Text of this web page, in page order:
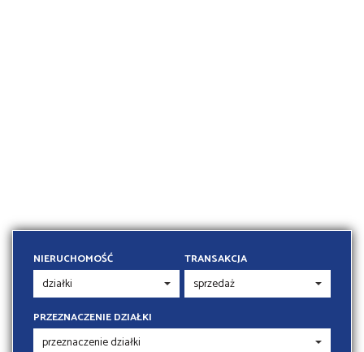
NIERUCHOMOŚĆ TRANSAKCJA
PRZEZNACZENIE DZIAŁKI